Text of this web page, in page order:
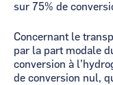
sur 75% de
Concernant le
par la part modale
conversion à
de conversion nul,